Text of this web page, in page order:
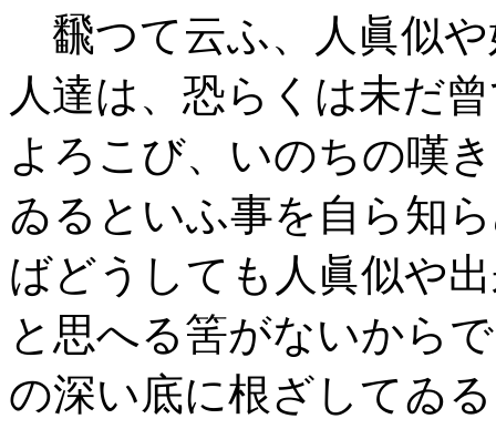
飜つて云ふ、人眞似
人達は、恐らくは未だ
よろこび、いのちの嘆
ゐるといふ事を自ら知
ばどうしても人眞似や
と思へる筈がないから
の深い底に根ざしてゐ